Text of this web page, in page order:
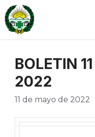
Saltar
al
contenido
BOLETIN
2022
11 de mayo de 2022